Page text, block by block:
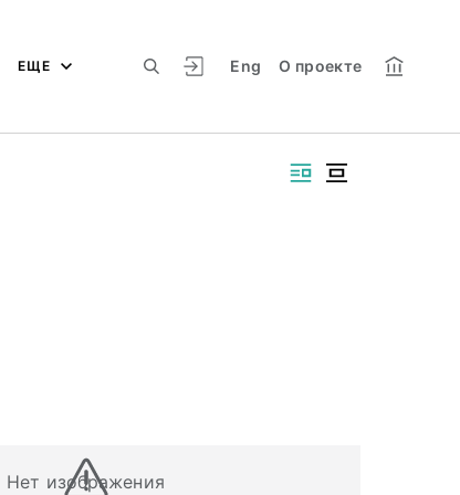
Eng О проекте
ЕЩЕ
Нет изображения